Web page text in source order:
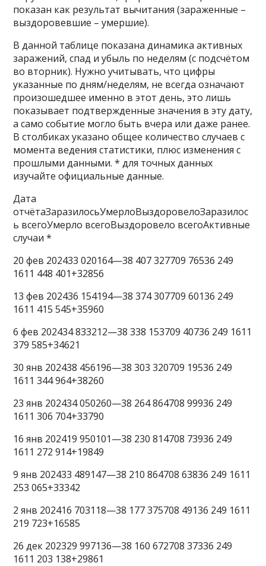
показан как результат вычитания (зараженные –
выздоровевшие – умершие).
В данной таблице показана динамика активных
заражений, спад и убыль по неделям (с подсчётом
во вторник). Нужно учитывать, что цифры
указанные по дням/неделям, не всегда означают
произошедшее именно в этот день, это лишь
показывает подтвержденные значения в эту дату,
а само событие могло быть вчера или даже ранее.
В столбиках указано общее количество случаев с
момента ведения статистики, плюс изменения с
прошлыми данными. * для точных данных
изучайте официальные данные.
Дата
отчётаЗаразилосьУмерлоВыздоровелоЗаразилос
ь всегоУмерло всегоВыздоровело всегоАктивные
случаи *
20 фев 202433 020164—38 407 327709 76536 249
1611 448 401+32856
13 фев 202436 154194—38 374 307709 60136 249
1611 415 545+35960
6 фев 202434 833212—38 338 153709 40736 249 1611
379 585+34621
30 янв 202438 456196—38 303 320709 19536 249
1611 344 964+38260
23 янв 202434 050260—38 264 864708 99936 249
1611 306 704+33790
16 янв 202419 950101—38 230 814708 73936 249
1611 272 914+19849
9 янв 202433 489147—38 210 864708 63836 249 1611
253 065+33342
2 янв 202416 703118—38 177 375708 49136 249 1611
219 723+16585
26 дек 202329 997136—38 160 672708 37336 249
1611 203 138+29861